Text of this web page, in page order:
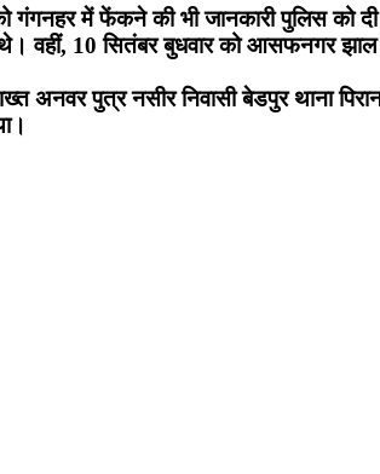
में फेंकने की भी जानकारी पुलिस को
थे। वहीं, 10 सितंबर बुधवार को आसफनगर
अनवर पुत्र नसीर निवासी बेडपुर थाना